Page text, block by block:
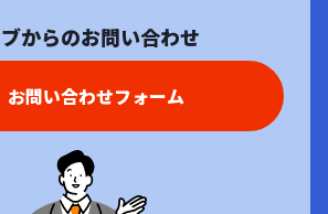
からのお問い合わせ
お問い合わせフォーム